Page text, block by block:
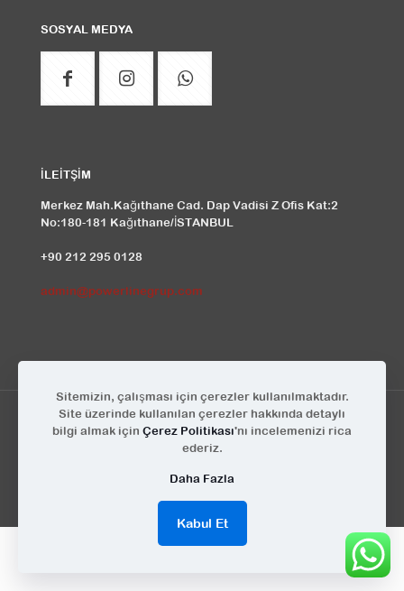
SOSYAL MEDYA
İLEİTŞİM
Merkez Mah.Kağıthane Cad. Dap Vadisi Z Ofis Kat:2
No:180-181 Kağıthane/İSTANBUL
+90 212 295 0128
admin@powerlinegrup.com
Sitemizin, çalışması için çerezler kullanılmaktadır.
Site üzerinde kullanılan çerezler hakkında detaylı
bilgi almak için Çerez Politikası'nı incelemenizi rica
ederiz.
Daha Fazla
Kabul Et
English(İngilizce)